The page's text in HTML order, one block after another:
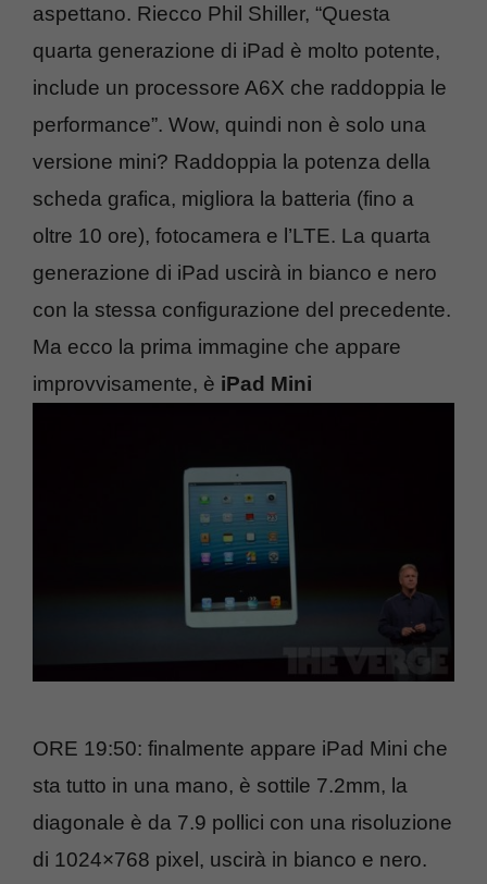
aspettano. Riecco Phil Shiller, “Questa
quarta generazione di iPad è molto potente,
include un processore A6X che raddoppia le
performance”. Wow, quindi non è solo una
versione mini? Raddoppia la potenza della
scheda grafica, migliora la batteria (fino a
oltre 10 ore), fotocamera e l’LTE. La quarta
generazione di iPad uscirà in bianco e nero
con la stessa configurazione del precedente.
Ma ecco la prima immagine che appare
improvvisamente, è iPad Mini
ORE 19:50: finalmente appare iPad Mini che
sta tutto in una mano, è sottile 7.2mm, la
diagonale è da 7.9 pollici con una risoluzione
di 1024×768 pixel, uscirà in bianco e nero.